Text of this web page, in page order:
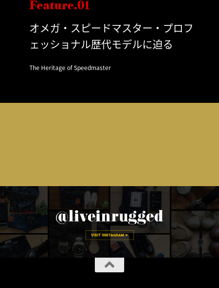
Feature.01
オメガ・スピードマスター・プロフ
ェッショナル歴代モデルに迫る
The Heritage of Speedmaster